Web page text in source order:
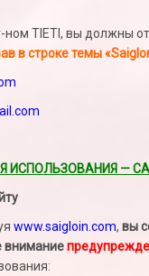
ном TIETI, вы должны
в строке темы
—
www.saigloin.com, вы
внимание